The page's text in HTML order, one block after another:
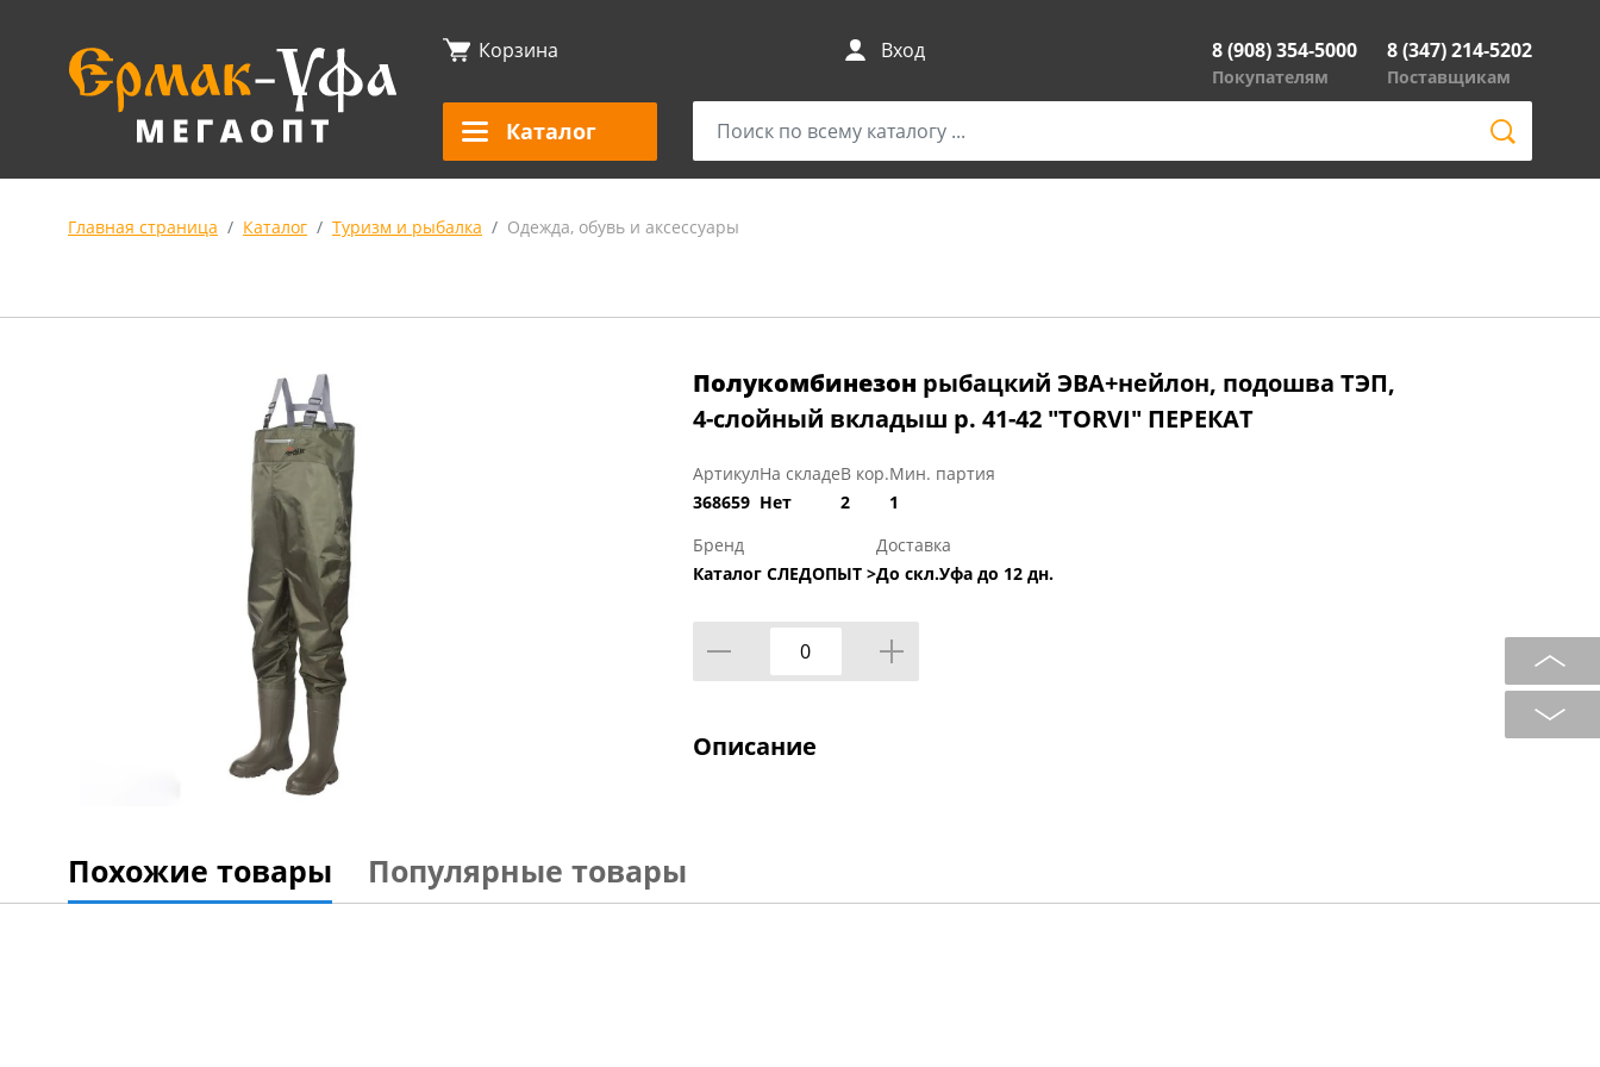
Корзина Вход 8 (908) 354-5000
Покупателям
8 (347) 214-5202
Поставщикам
Каталог
Главная страница Каталог Туризм и рыбалка Одежда, обувь и аксессуары
Полукомбинезон рыбацкий ЭВА+нейлон, подошва ТЭП,
4-слойный вкладыш р. 41-42 "TORVI" ПЕРЕКАТ
Артикул
368659
На складе
Нет
В кор.
2
Мин. партия
1
Бренд
Каталог СЛЕДОПЫТ >
Доставка
До скл.Уфа до 12 дн.
Описание
Похожие товары Популярные товары